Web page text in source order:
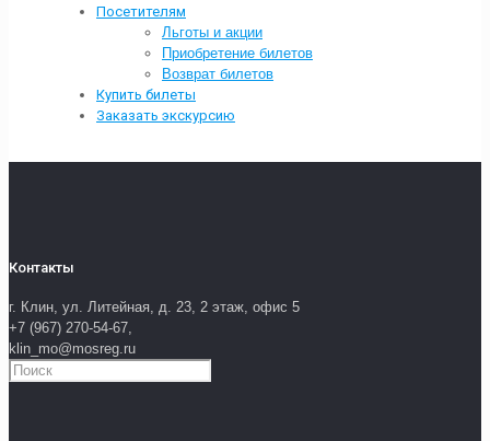
Посетителям
Льготы и акции
Приобретение билетов
Возврат билетов
Купить билеты
Заказать экскурсию
Контакты
г. Клин, ул. Литейная, д. 23, 2 этаж, офис 5
+7 (967) 270-54-67,
klin_mo@mosreg.ru